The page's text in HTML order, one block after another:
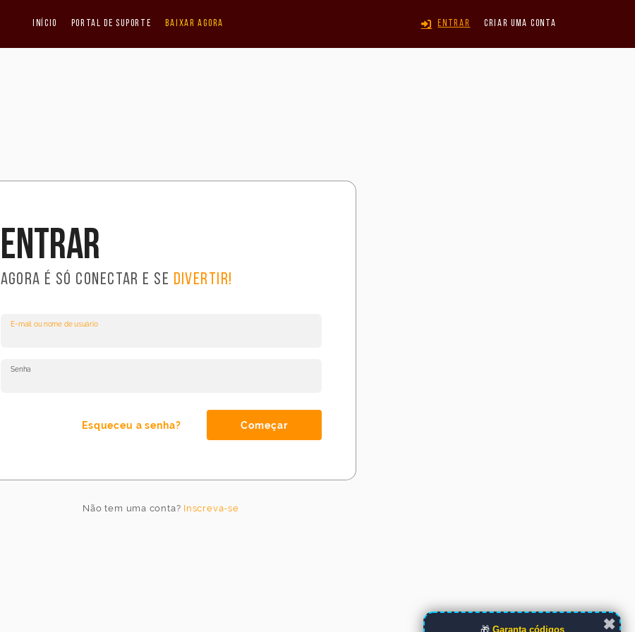
Início Portal de Suporte Baixar agora Entrar Criar uma conta
Atualizar
Entrar
Agora é só conectar e se divertir!
E-mail ou nome de usuário
Senha
Esqueceu a senha? Começar
Não tem uma conta? Inscreva-se
✖
🎁 Garanta códigos